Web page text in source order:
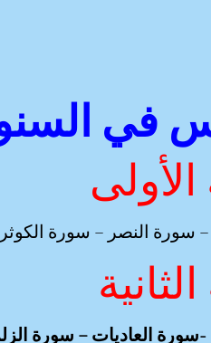
في
سورة النصر – سورة